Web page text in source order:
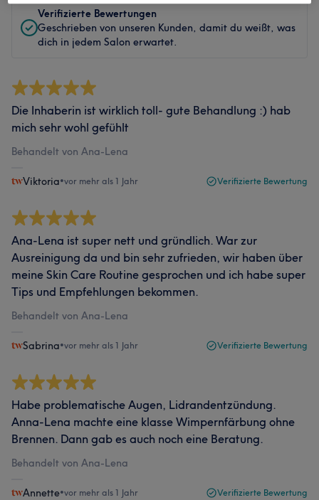
Verifizierte Bewertungen
Geschrieben von unseren Kunden, damit du weißt, was
dich in jedem Salon erwartet.
Die Inhaberin ist wirklich toll- gute Behandlung :) hab
mich sehr wohl gefühlt
Behandelt von Ana-Lena
Viktoria•vor mehr als 1 Jahr Verifizierte Bewertung
Ana-Lena ist super nett und gründlich. War zur
Ausreinigung da und bin sehr zufrieden, wir haben über
meine Skin Care Routine gesprochen und ich habe super
Tips und Empfehlungen bekommen.
Behandelt von Ana-Lena
Sabrina•vor mehr als 1 Jahr Verifizierte Bewertung
Habe problematische Augen, Lidrandentzündung.
Anna-Lena machte eine klasse Wimpernfärbung ohne
Brennen. Dann gab es auch noch eine Beratung.
Behandelt von Ana-Lena
Annette•vor mehr als 1 Jahr Verifizierte Bewertung